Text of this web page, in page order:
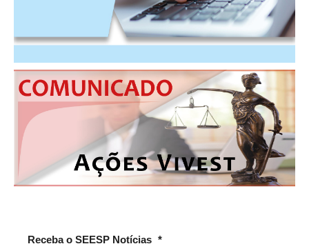
ENGENHEIRO EMPREENDEDOR
SEESP EDUCAÇÃO
BENEFÍCIOS
APOSENTADORIA
CONVÊNIOS
PLANO DE SAÚDE
Receba o SEESP Notícias *